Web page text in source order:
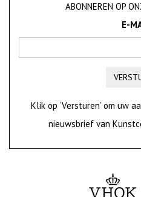
ABONNEREN OP
E-
Klik op ‘Versturen’ om uw
nieuwsbrief van